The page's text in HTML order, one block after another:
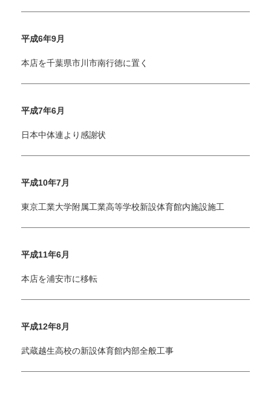
平成6年9月
本店を千葉県市川市南行徳に置く
平成7年6月
日本中体連より感謝状
平成10年7月
東京工業大学附属工業高等学校新設体育館内施設施工
平成11年6月
本店を浦安市に移転
平成12年8月
武蔵越生高校の新設体育館内部全般工事